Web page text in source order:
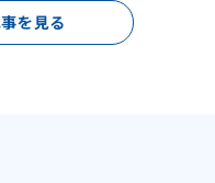
を見る